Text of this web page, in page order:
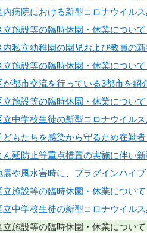
内病院における新型コロナウイル
立施設等の臨時休園・休業について
内私立幼稚園の園児および教員の
立施設等の臨時休園・休業について
が都市交流を行っている3都市を
立施設等の臨時休園・休業について
立中学校生徒の新型コロナウイル
どもたちを感染から守るため在勤
ん延防止等重点措置の実施に伴い
震や風水害時に、プラグインハイ
立施設等の臨時休園・休業について
立中学校生徒の新型コロナウイル
立施設等の臨時休園・休業について